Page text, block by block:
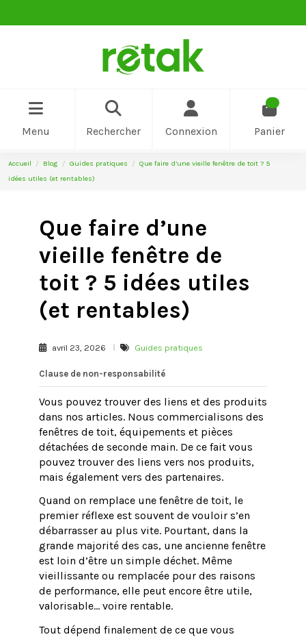
Menu Rechercher Connexion Panier
Accueil Blog Guides pratiques
Que faire d’une vieille fenêtre de toit ? 5
idées utiles (et rentables)
Que faire d’une
vieille fenêtre de
toit ? 5 idées utiles
(et rentables)
avril 23, 2026 Guides pratiques
Clause de non-responsabilité
Vous pouvez trouver des liens et des produits
dans nos articles. Nous commercialisons des
fenêtres de toit, équipements et pièces
détachées de seconde main. De ce fait vous
pouvez trouver des liens vers nos produits,
mais également vers des partenaires.
Quand on remplace une fenêtre de toit, le
premier réflexe est souvent de vouloir s’en
débarrasser au plus vite. Pourtant, dans la
grande majorité des cas, une ancienne fenêtre
est loin d’être un simple déchet. Même
vieillissante ou remplacée pour des raisons
de performance, elle peut encore être utile,
valorisable… voire rentable.
Tout dépend finalement de ce que vous